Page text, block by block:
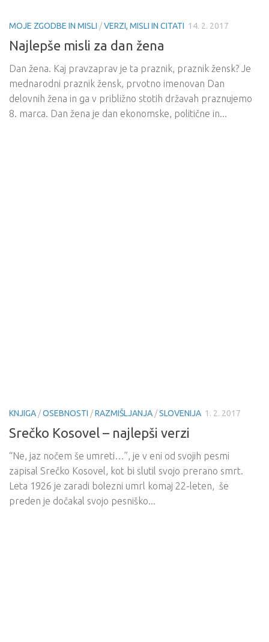
MOJE ZGODBE IN MISLI /VERZI, MISLI IN CITATI 14. 2. 2017
Najlepše misli za dan žena
Dan žena. Kaj pravzaprav je ta praznik, praznik žensk? Je
mednarodni praznik žensk, prvotno imenovan Dan
delovnih žena in ga v približno stotih državah praznujemo
8. marca. Dan žena je dan ekonomske, politične in...
KNJIGA /OSEBNOSTI /RAZMIŠLJANJA /SLOVENIJA 1. 2. 2017
Srečko Kosovel – najlepši verzi
“Ne, jaz nočem še umreti…”, je v eni od svojih pesmi
zapisal Srečko Kosovel, kot bi slutil svojo prerano smrt.
Leta 1926 je zaradi bolezni umrl komaj 22-leten, še
preden je dočakal svojo pesniško...